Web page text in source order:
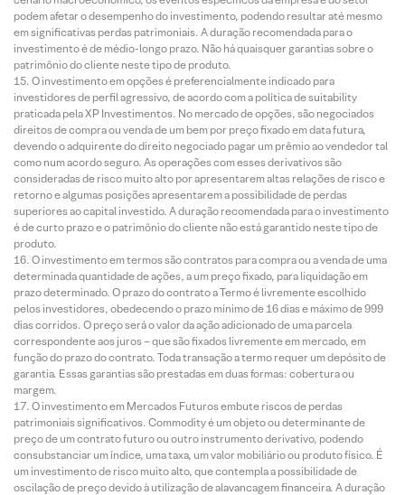
podem afetar o desempenho do investimento, podendo resultar até mesmo
em significativas perdas patrimoniais. A duração recomendada para o
investimento é de médio-longo prazo. Não há quaisquer garantias sobre o
patrimônio do cliente neste tipo de produto.
O investimento em opções é preferencialmente indicado para
investidores de perfil agressivo, de acordo com a política de suitability
praticada pela XP Investimentos. No mercado de opções, são negociados
direitos de compra ou venda de um bem por preço fixado em data futura,
devendo o adquirente do direito negociado pagar um prêmio ao vendedor tal
como num acordo seguro. As operações com esses derivativos são
consideradas de risco muito alto por apresentarem altas relações de risco e
retorno e algumas posições apresentarem a possibilidade de perdas
superiores ao capital investido. A duração recomendada para o investimento
é de curto prazo e o patrimônio do cliente não está garantido neste tipo de
produto.
O investimento em termos são contratos para compra ou a venda de uma
determinada quantidade de ações, a um preço fixado, para liquidação em
prazo determinado. O prazo do contrato a Termo é livremente escolhido
pelos investidores, obedecendo o prazo mínimo de 16 dias e máximo de 999
dias corridos. O preço será o valor da ação adicionado de uma parcela
correspondente aos juros – que são fixados livremente em mercado, em
função do prazo do contrato. Toda transação a termo requer um depósito de
garantia. Essas garantias são prestadas em duas formas: cobertura ou
margem.
O investimento em Mercados Futuros embute riscos de perdas
patrimoniais significativos. Commodity é um objeto ou determinante de
preço de um contrato futuro ou outro instrumento derivativo, podendo
consubstanciar um índice, uma taxa, um valor mobiliário ou produto físico. É
um investimento de risco muito alto, que contempla a possibilidade de
oscilação de preço devido à utilização de alavancagem financeira. A duração